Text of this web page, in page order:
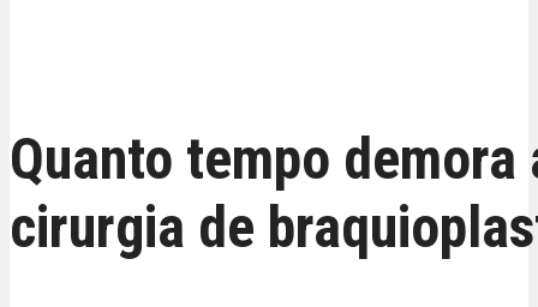
Quanto tempo demora
cirurgia de